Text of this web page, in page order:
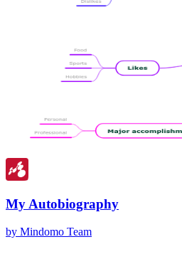
My Autobiography
by Mindomo Team